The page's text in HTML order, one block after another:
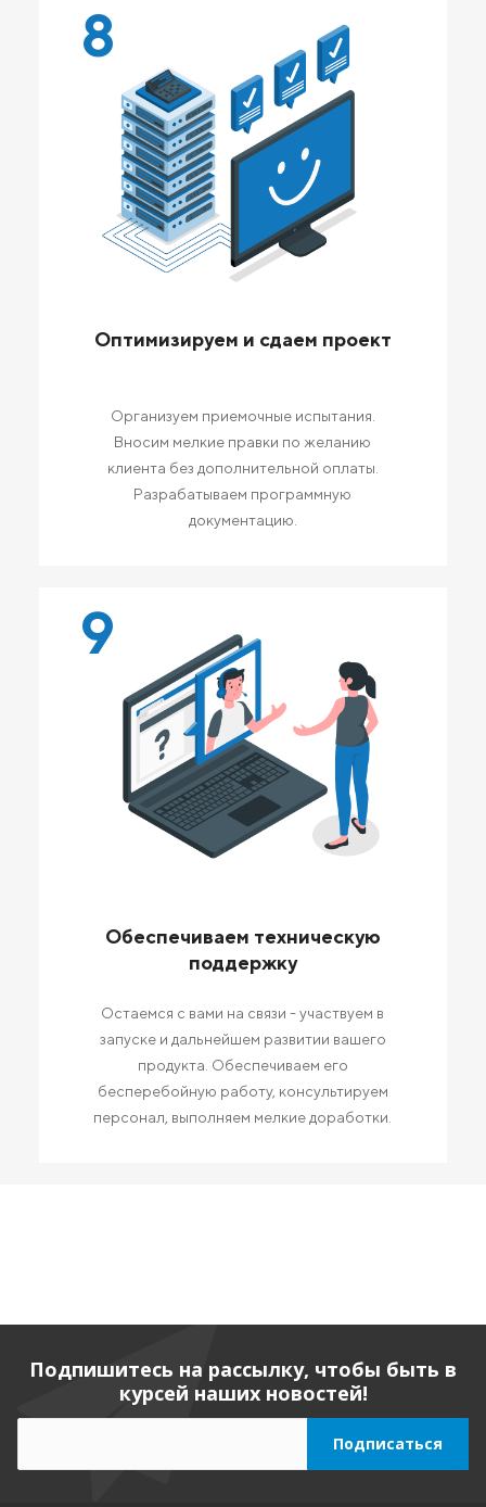
8
Оптимизируем и сдаем проект
Организуем приемочные испытания.
Вносим мелкие правки по желанию
клиента без дополнительной оплаты.
Разрабатываем программную
документацию.
9
Обеспечиваем техническую
поддержку
Остаемся с вами на связи - участвуем в
запуске и дальнейшем развитии вашего
продукта. Обеспечиваем его
бесперебойную работу, консультируем
персонал, выполняем мелкие доработки.
Подпишитесь на рассылку, чтобы быть в
курсей наших новостей!